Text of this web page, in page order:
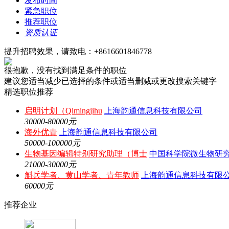
紧急职位
推荐职位
资质认证
提升招聘效果，请致电：+8616601846778
很抱歉，没有找到满足条件的职位
建议您适当减少已选择的条件或适当删减或更改搜索关键字
精选职位推荐
启明计划（Qimingjihu
上海韵通信息科技有限公司
30000-80000元
海外优青
上海韵通信息科技有限公司
50000-100000元
生物基因编辑特别研究助理（博士 中国科学院微生物研
21000-30000元
斛兵学者、黄山学者、青年教师
上海韵通信息科技有限
60000元
推荐企业